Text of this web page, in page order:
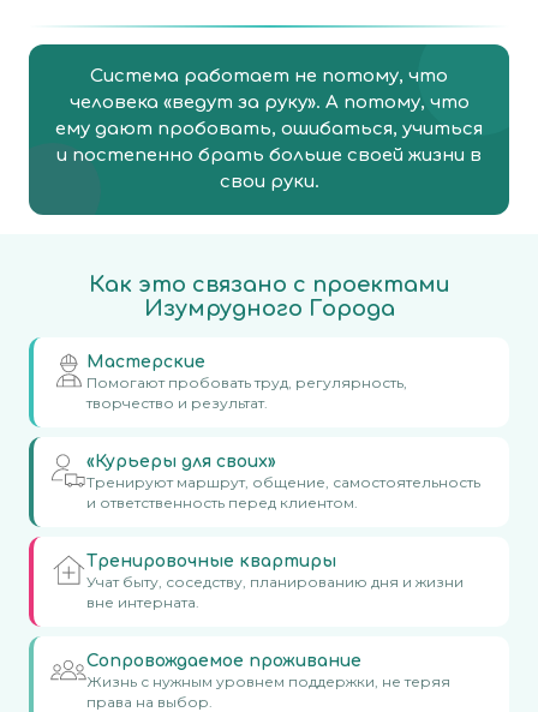
Система работает не потому, что
человека «ведут за руку». А потому, что
ему дают пробовать, ошибаться, учиться
и постепенно брать больше своей жизни в
свои руки.
Как это связано с проектами
Изумрудного Города
Мастерские
Помогают пробовать труд, регулярность,
творчество и результат.
«Курьеры для своих»
Тренируют маршрут, общение, самостоятельность
и ответственность перед клиентом.
Тренировочные квартиры
Учат быту, соседству, планированию дня и жизни
вне интерната.
Сопровождаемое проживание
Жизнь с нужным уровнем поддержки, не теряя
права на выбор.